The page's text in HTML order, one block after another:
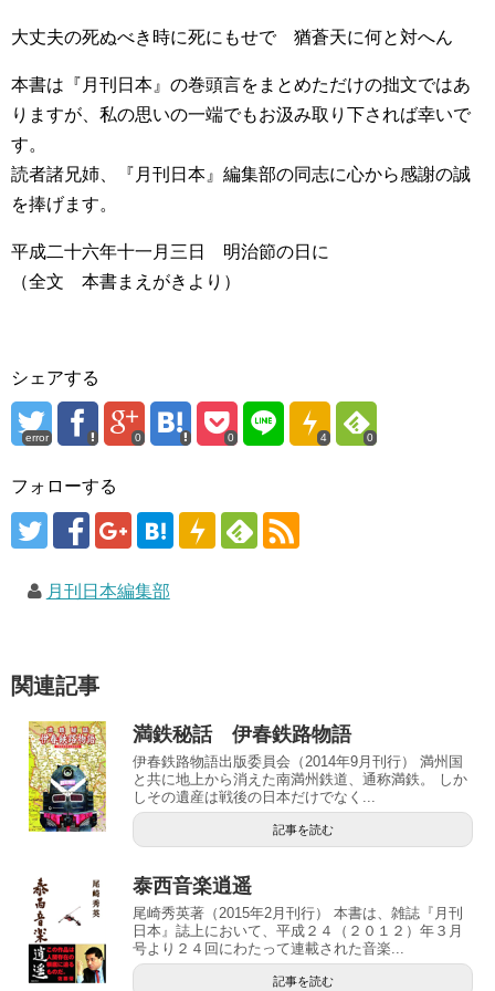
大丈夫の死ぬべき時に死にもせで 猶蒼天に何と対へん
本書は『月刊日本』の巻頭言をまとめただけの拙文ではあ
りますが、私の思いの一端でもお汲み取り下されば幸いで
す。
読者諸兄姉、『月刊日本』編集部の同志に心から感謝の誠
を捧げます。
平成二十六年十一月三日 明治節の日に
（全文 本書まえがきより）
シェアする
error 0 0 4 0
フォローする
月刊日本編集部
関連記事
満鉄秘話 伊春鉄路物語
伊春鉄路物語出版委員会（2014年9月刊行） 満州国
と共に地上から消えた南満州鉄道、通称満鉄。 しか
しその遺産は戦後の日本だけでなく...
記事を読む
泰西音楽逍遥
尾崎秀英著（2015年2月刊行） 本書は、雑誌『月刊
日本』誌上において、平成２４（２０１２）年３月
号より２４回にわたって連載された音楽...
記事を読む